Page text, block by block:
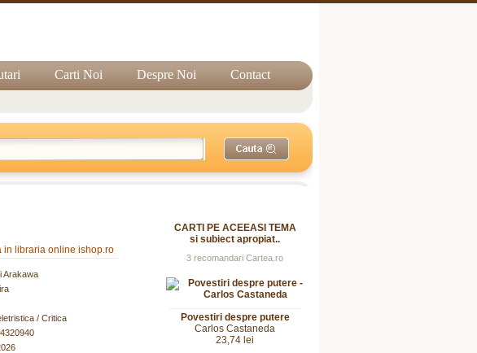
Carti Noi Despre Noi Contact
in libraria online ishop.ro
Arakawa
/ Critica
CARTI PE ACEEASI TEMA
si subiect apropiat..
3 recomandari Cartea.ro
Povestiri despre putere
Carlos Castaneda
23,74 lei